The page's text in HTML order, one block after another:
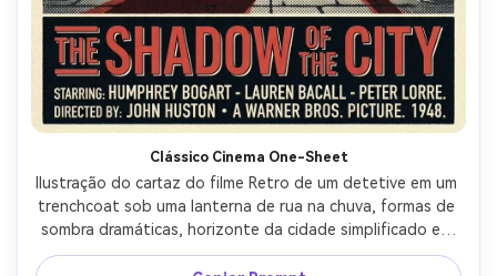
Clássico Cinema One-Sheet
Ilustração do cartaz do filme Retro de um detetive em um
trenchcoat sob uma lanterna de rua na chuva, formas de
sombra dramáticas, horizonte da cidade simplificado em
blocos, área de título em negrito com layout de